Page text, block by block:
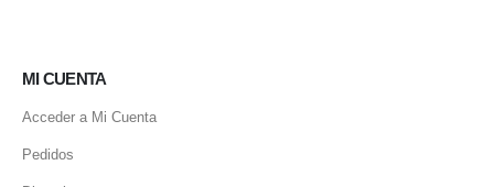
MI CUENTA
Acceder a Mi Cuenta